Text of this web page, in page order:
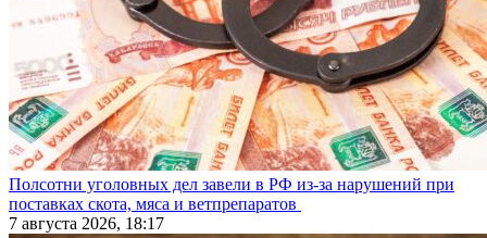
Полсотни уголовных дел завели в РФ из-за нарушений при
поставках скота, мяса и ветпрепаратов
7 августа 2026, 18:17